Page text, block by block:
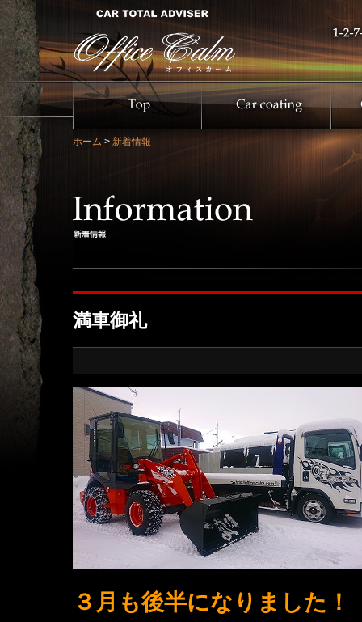
ホーム > 新着情報
満車御礼
３月も後半になりました！